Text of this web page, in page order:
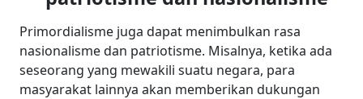
Primordialisme juga dapat menimbulkan rasa
nasionalisme dan patriotisme. Misalnya, ketika ada
seseorang yang mewakili suatu negara, para
masyarakat lainnya akan memberikan dukungan